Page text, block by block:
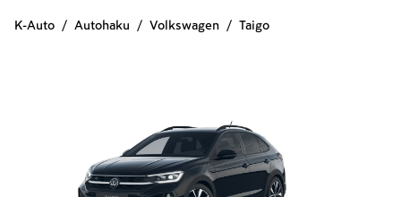
K-Auto Autohaku Volkswagen Taigo